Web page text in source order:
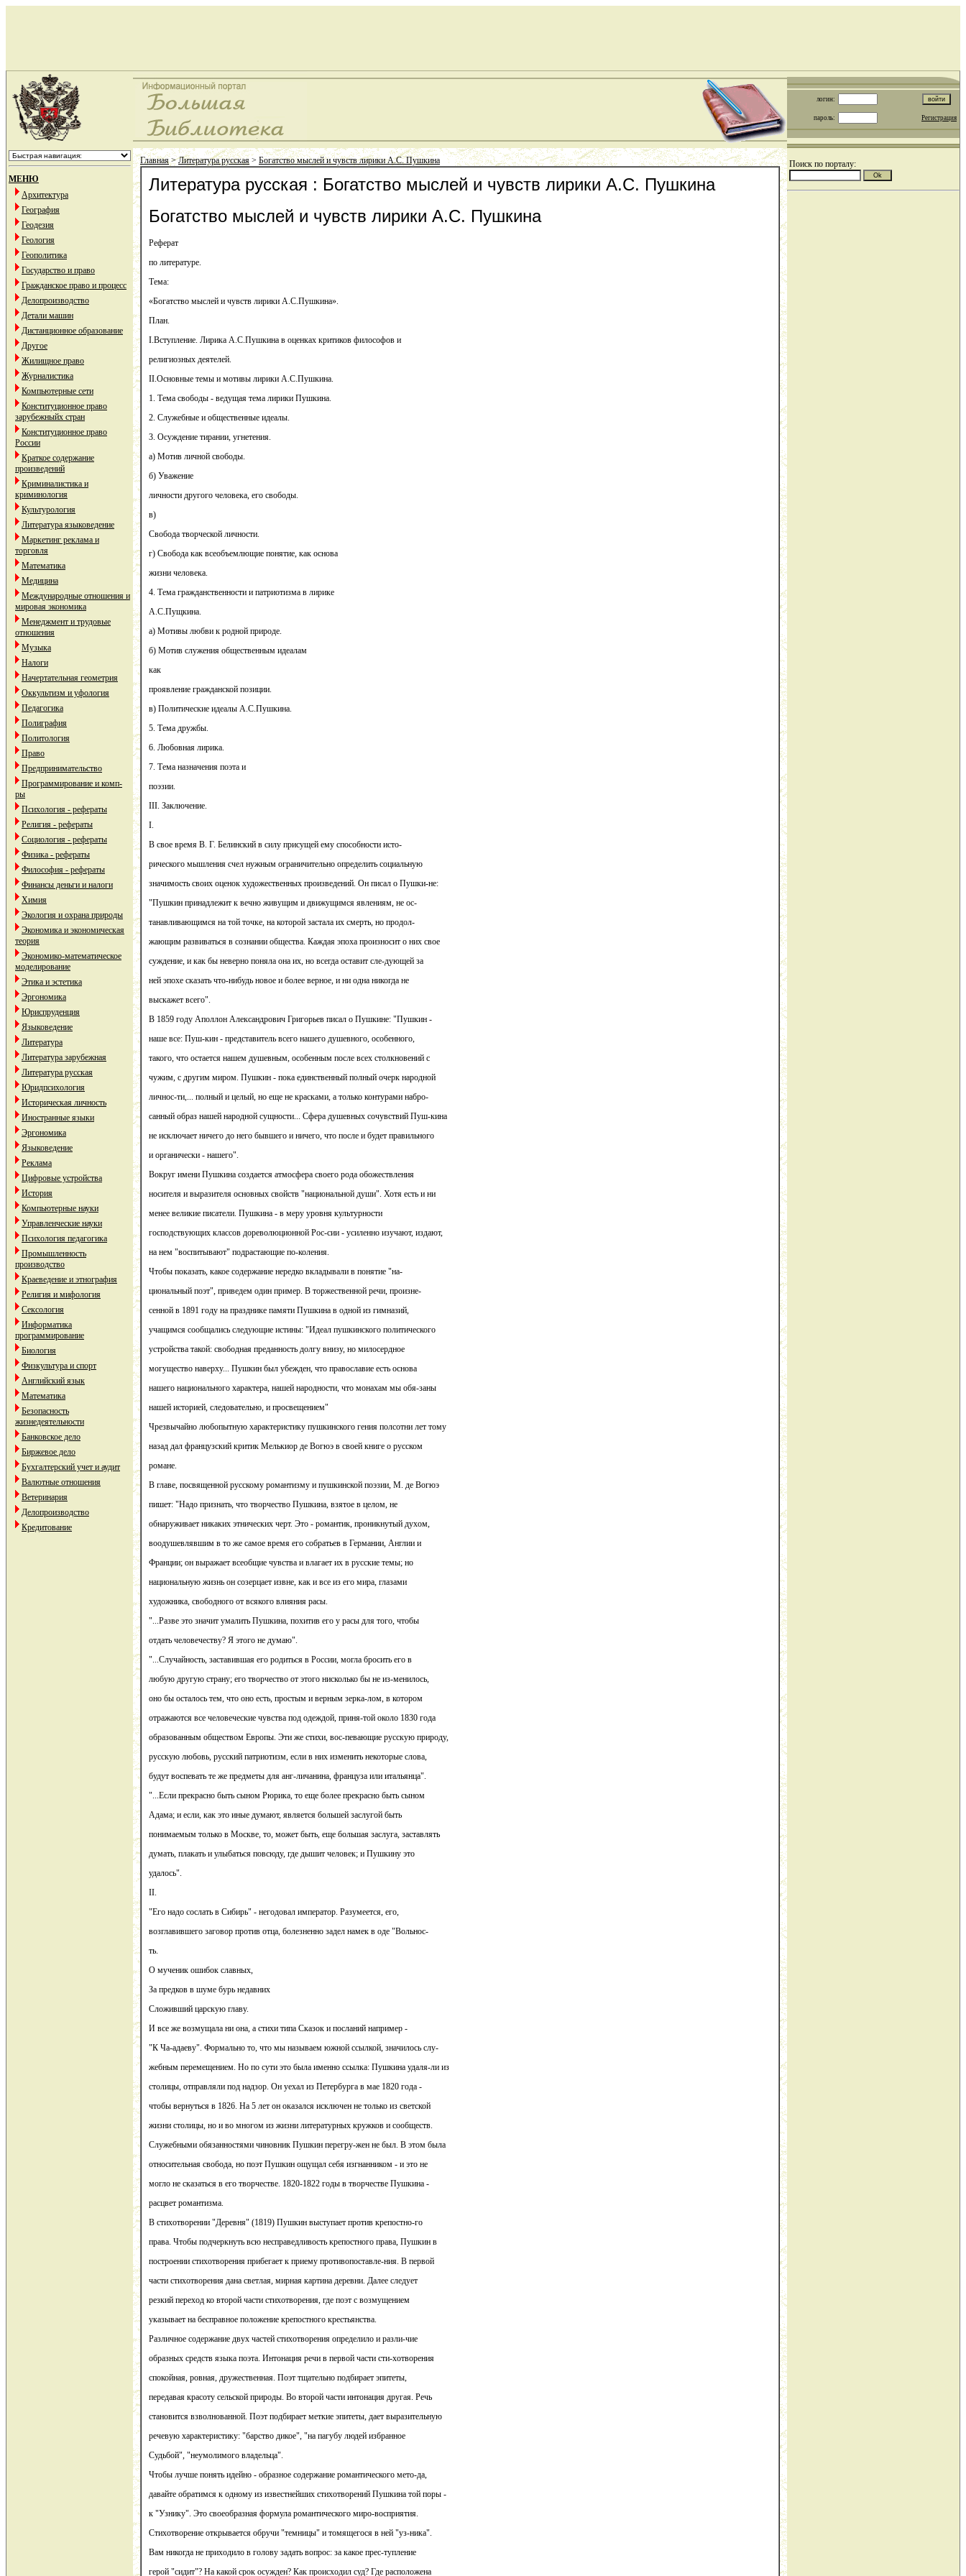
логин:
пароль: Регистрация
МЕНЮ
Архитектура
География
Геодезия
Геология
Геополитика
Государство и право
Гражданское право и процесс
Делопроизводство
Детали машин
Дистанционное образование
Другое
Жилищное право
Журналистика
Компьютерные сети
Конституционное право
зарубежныйх стран
Конституционное право
России
Краткое содержание
произведений
Криминалистика и
криминология
Культурология
Литература языковедение
Маркетинг реклама и
торговля
Математика
Медицина
Международные отношения и
мировая экономика
Менеджмент и трудовые
отношения
Музыка
Налоги
Начертательная геометрия
Оккультизм и уфология
Педагогика
Полиграфия
Политология
Право
Предпринимательство
Программирование и комп-
ры
Психология - рефераты
Религия - рефераты
Социология - рефераты
Физика - рефераты
Философия - рефераты
Финансы деньги и налоги
Химия
Экология и охрана природы
Экономика и экономическая
теория
Экономико-математическое
моделирование
Этика и эстетика
Эргономика
Юриспруденция
Языковедение
Литература
Литература зарубежная
Литература русская
Юридпсихология
Историческая личность
Иностранные языки
Эргономика
Языковедение
Реклама
Цифровые устройства
История
Компьютерные науки
Управленческие науки
Психология педагогика
Промышленность
производство
Краеведение и этнография
Религия и мифология
Сексология
Информатика
программирование
Биология
Физкультура и спорт
Английский язык
Математика
Безопасность
жизнедеятельности
Банковское дело
Биржевое дело
Бухгалтерский учет и аудит
Валютные отношения
Ветеринария
Делопроизводство
Кредитование
Главная>Литература русская > Богатство мыслей и чувств лирики А.С. Пушкина
Литература русская : Богатство мыслей и чувств лирики А.С. Пушкина
Богатство мыслей и чувств лирики А.С. Пушкина
Реферат
по литературе.
Тема:
«Богатство мыслей и чувств лирики А.С.Пушкина».
План.
I.Вступление. Лирика А.С.Пушкина в оценках критиков философов и
религиозных деятелей.
II.Основные темы и мотивы лирики А.С.Пушкина.
1. Тема свободы - ведущая тема лирики Пушкина.
2. Служебные и общественные идеалы.
3. Осуждение тирании, угнетения.
а) Мотив личной свободы.
б) Уважение
личности другого человека, его свободы.
в)
Cвобода творческой личности.
г) Свобода как всеобъемлющие понятие, как основа
жизни человека.
4. Тема гражданственности и патриотизма в лирике
А.С.Пущкина.
а) Мотивы любви к родной природе.
б) Мотив служения общественным идеалам
как
проявление гражданской позиции.
в) Политические идеалы А.С.Пушкина.
5. Тема дружбы.
6. Любовная лирика.
7. Тема назначения поэта и
поэзии.
III. Заключение.
I.
В свое время В. Г. Белинский в силу присущей ему способности исто-
рического мышления счел нужным ограничительно определить социальную
значимость своих оценок художественных произведений. Он писал о Пушки-не:
"Пушкин принадлежит к вечно живущим и движущимся явлениям, не ос-
танавливающимся на той точке, на которой застала их смерть, но продол-
жающим развиваться в сознании общества. Каждая эпоха произносит о них свое
суждение, и как бы неверно поняла она их, но всегда оставит сле-дующей за
ней эпохе сказать что-нибудь новое и более верное, и ни одна никогда не
выскажет всего".
В 1859 году Аполлон Александрович Григорьев писал о Пушкине: "Пушкин -
наше все: Пуш-кин - представитель всего нашего душевного, особенного,
такого, что остается нашем душевным, особенным после всех столкновений с
чужим, с другим миром. Пушкин - пока единственный полный очерк народной
личнос-ти,... полный и целый, но еще не красками, а только контурами набро-
санный образ нашей народной сущности... Сфера душевных сочувствий Пуш-кина
не исключает ничего до него бывшего и ничего, что после и будет правильного
и органически - нашего".
Вокруг имени Пушкина создается атмосфера своего рода обожествления
носителя и выразителя основных свойств "национальной души". Хотя есть и ни
менее великие писатели. Пушкина - в меру уровня культурности
господствующих классов дореволюционной Рос-сии - усиленно изучают, издают,
на нем "воспитывают" подрастающие по-коления.
Чтобы показать, какое содержание нередко вкладывали в понятие "на-
циональный поэт", приведем один пример. В торжественной речи, произне-
сенной в 1891 году на празднике памяти Пушкина в одной из гимназий,
учащимся сообщались следующие истины: "Идеал пушкинского политического
устройства такой: свободная преданность долгу внизу, но милосердное
могущество наверху... Пушкин был убежден, что православие есть основа
нашего национального характера, нашей народности, что монахам мы обя-заны
нашей историей, следовательно, и просвещением"
Чрезвычайно любопытную характеристику пушкинского гения полсотни лет тому
назад дал французский критик Мелькиор де Вогюэ в своей книге о русском
романе.
В главе, посвященной русскому романтизму и пушкинской поэзии, М. де Вогюэ
пишет: "Надо признать, что творчество Пушкина, взятое в целом, не
обнаруживает никаких этнических черт. Это - романтик, проникнутый духом,
воодушевлявшим в то же самое время его собратьев в Германии, Англии и
Франции; он выражает всеобщие чувства и влагает их в русские темы; но
национальную жизнь он созерцает извне, как и все из его мира, глазами
художника, свободного от всякого влияния расы.
"...Разве это значит умалить Пушкина, похитив его у расы для того, чтобы
отдать человечеству? Я этого не думаю".
"...Случайность, заставившая его родиться в России, могла бросить его в
любую другую страну; его творчество от этого нисколько бы не из-менилось,
оно бы осталось тем, что оно есть, простым и верным зерка-лом, в котором
отражаются все человеческие чувства под одеждой, приня-той около 1830 года
образованным обществом Европы. Эти же стихи, вос-певающие русскую природу,
русскую любовь, русский патриотизм, если в них изменить некоторые слова,
будут воспевать те же предметы для анг-личанина, француза или итальянца".
"...Если прекрасно быть сыном Рюрика, то еще более прекрасно быть сыном
Адама; и если, как это иные думают, является большей заслугой быть
понимаемым только в Москве, то, может быть, еще большая заслуга, заставлять
думать, плакать и улыбаться повсюду, где дышит человек; и Пушкину это
удалось".
II.
"Его надо сослать в Сибирь" - негодовал император. Разумеется, его,
возглавившего заговор против отца, болезненно задел намек в оде "Вольнос-
ть.
О мученик ошибок славных,
За предков в шуме бурь недавних
Сложивший царскую главу.
И все же возмущала ни она, а стихи типа Сказок и посланий например -
"К Ча-адаеву". Формально то, что мы называем южной ссылкой, значилось слу-
жебным перемещением. Но по сути это была именно ссылка: Пушкина удаля-ли из
столицы, отправляли под надзор. Он уехал из Петербурга в мае 1820 года -
чтобы вернуться в 1826. На 5 лет он оказался исключен не только из светской
жизни столицы, но и во многом из жизни литературных кружков и сообществ.
Служебными обязанностями чиновник Пушкин перегру-жен не был. В этом была
относительная свобода, но поэт Пушкин ощущал себя изгнанником - и это не
могло не сказаться в его творчестве. 1820-1822 годы в творчестве Пушкина -
расцвет романтизма.
В стихотворении "Деревня" (1819) Пушкин выступает против крепостно-го
права. Чтобы подчеркнуть всю несправедливость крепостного права, Пушкин в
построении стихотворения прибегает к приему противопоставле-ния. В первой
части стихотворения дана светлая, мирная картина деревни. Далее следует
резкий переход ко второй части стихотворения, где поэт с возмущением
указывает на бесправное положение крепостного крестьянства.
Различное содержание двух частей стихотворения определило и разли-чие
образных средств языка поэта. Интонация речи в первой части сти-хотворения
спокойная, ровная, дружественная. Поэт тщательно подбирает эпитеты,
передавая красоту сельской природы. Во второй части интонация другая. Речь
становится взволнованной. Поэт подбирает меткие эпитеты, дает выразительную
речевую характеристику: "барство дикое", "на пагубу людей избранное
Судьбой", "неумолимого владельца".
Чтобы лучше понять идейно - образное содержание романтического мето-да,
давайте обратимся к одному из известнейших стихотворений Пушкина той поры -
к "Узнику". Это своеобразная формула романтического миро-восприятия.
Стихотворение открывается обручи "темницы" и томящегося в ней "уз-ника".
Вам никогда не приходило в голову задать вопрос: за какое прес-тупление
герой "сидит"? На какой срок осужден? Как происходил суд? Где расположена
Поиск по порталу: